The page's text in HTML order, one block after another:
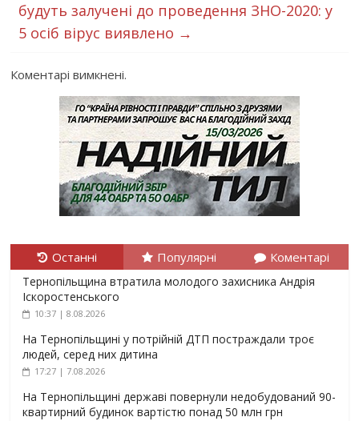
будуть залучені до проведення ЗНО-2020: у
5 осіб вірус виявлено →
Коментарі вимкнені.
Останні Популярні Коментарі
Тернопільщина втратила молодого захисника Андрія
Іскоростенського
10:37 | 8.08.2026
На Тернопільщині у потрійній ДТП постраждали троє
людей, серед них дитина
17:27 | 7.08.2026
На Тернопільщині державі повернули недобудований 90-
квартирний будинок вартістю понад 50 млн грн